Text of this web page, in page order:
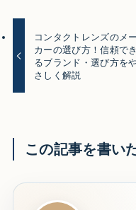
コンタクトレンズのメー
カーの選び方！信頼でき
るブランド・選び方を
さしく解説
この記事を書い